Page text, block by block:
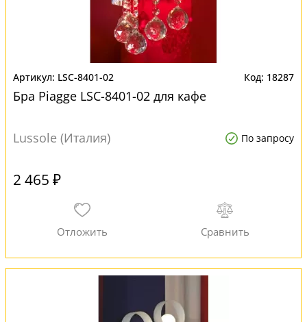
LSC-8401-02 18287
Бра Piagge LSC-8401-02 для кафе
Lussole (Италия) По запросу
2 465 ₽